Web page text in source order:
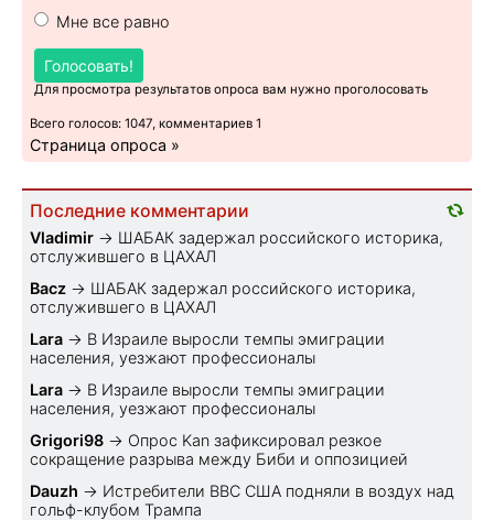
Мне все равно
Голосовать!
Для просмотра результатов опроса вам нужно проголосовать
Всего голосов: 1047, комментариев 1
Страница опроса »
Последние комментарии
Vladimir → ШАБАК задержал российского историка,
отслужившего в ЦАХАЛ
Bacz → ШАБАК задержал российского историка,
отслужившего в ЦАХАЛ
Lara → В Израиле выросли темпы эмиграции
населения, уезжают профессионалы
Lara → В Израиле выросли темпы эмиграции
населения, уезжают профессионалы
Grigori98 → Опрос Kan зафиксировал резкое
сокращение разрыва между Биби и оппозицией
Dauzh → Истребители ВВС США подняли в воздух над
гольф-клубом Трампа